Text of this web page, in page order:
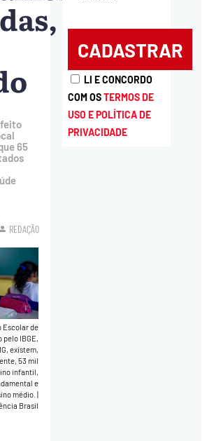
65
REDAÇÃO
Escolar de
pelo IBGE,
existem,
53 mil
infantil,
e
médio.
Brasil
LI E CONCORDO
COM OSTERMOS DE
USO E POLÍTICA DE
PRIVACIDADE